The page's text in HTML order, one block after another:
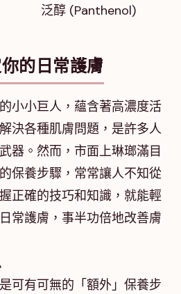
泛醇 (Panthenol)
的日常護膚
小小巨人，蘊含著高濃度活
決各種肌膚問題，是許多人
器。然而，市面上琳瑯滿目
保養步驟，常常讓人不知從
正確的技巧和知識，就能輕
常護膚，事半功倍地改善膚
可有可無的「額外」保養步